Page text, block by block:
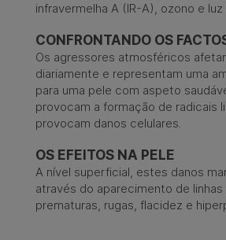
infravermelha A (IR-A), ozono e luz
CONFRONTANDO OS
Os agressores atmosféricos
diariamente e representam uma
para uma pele com aspeto
provocam a formação de radicais
provocam danos celulares.
OS EFEITOS NA PELE
A nível superficial, estes danos
através do aparecimento de linhas
prematuras, rugas, flacidez e